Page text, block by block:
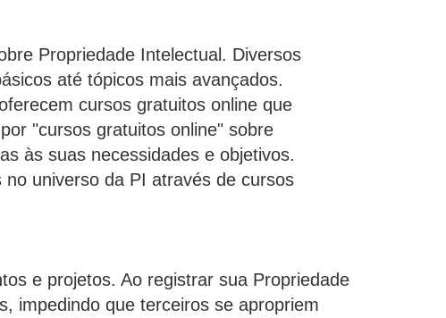
Propriedade Intelectual. Diversos
até tópicos mais avançados.
cursos gratuitos online que
"cursos gratuitos online" sobre
às suas necessidades e objetivos.
universo da PI através de cursos
e projetos. Ao registrar sua Propriedade
impedindo que terceiros se apropriem